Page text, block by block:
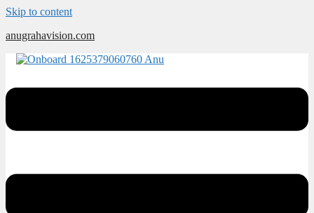
Skip to content
anugrahavision.com